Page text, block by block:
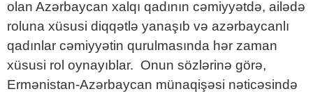
olan Azərbaycan xalqı qadının cəmiyyətdə, ailədə
roluna xüsusi diqqətlə yanaşıb və azərbaycanlı
qadınlar cəmiyyətin qurulmasında hər zaman
xüsusi rol oynayıblar. Onun sözlərinə görə,
Ermənistan-Azərbaycan münaqişəsi nəticəsində